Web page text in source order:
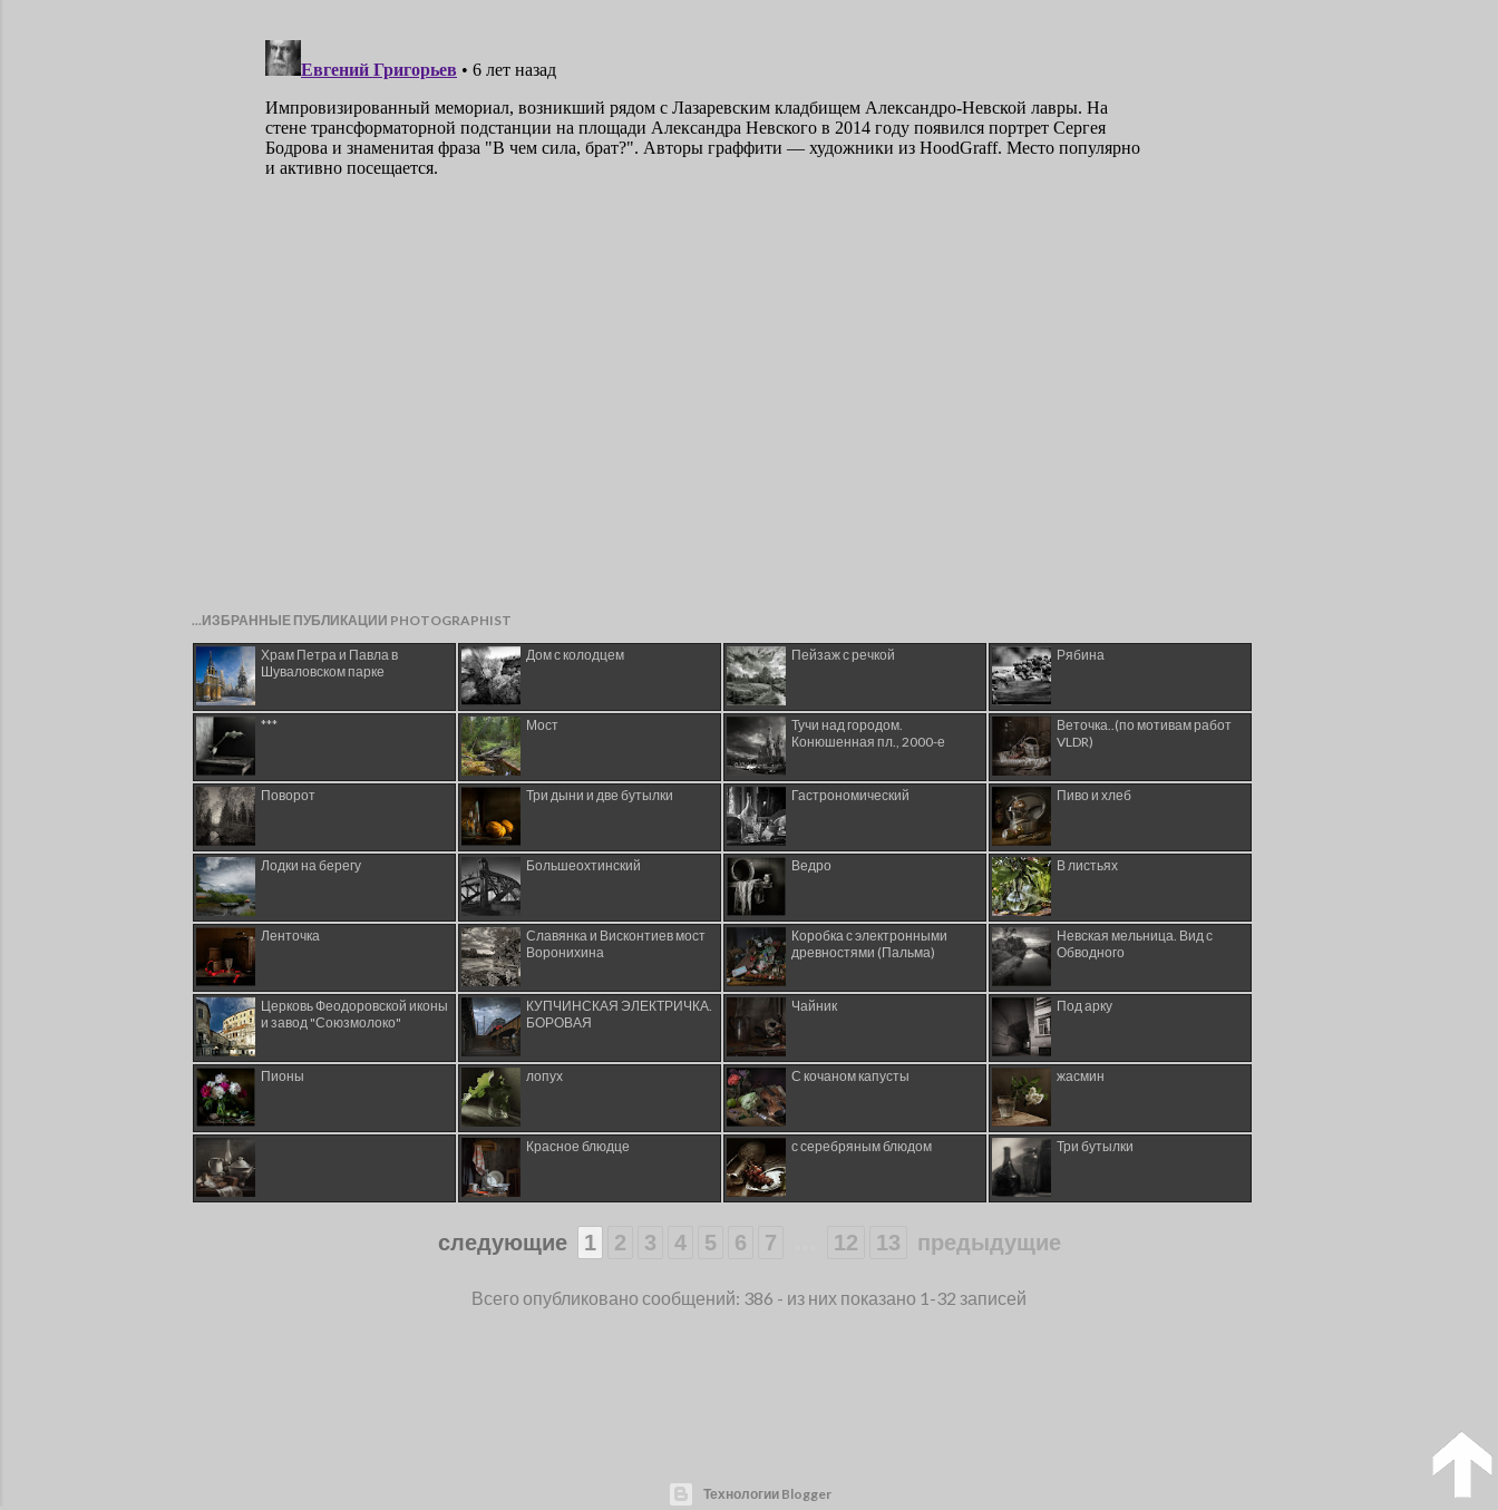
...ИЗБРАННЫЕ ПУБЛИКАЦИИ PHOTOGRAPHIST
Храм Петра и Павла в
Шуваловском парке
Дом с колодцем Пейзаж с речкой Рябина
*** Мост
Тучи над городом.
Конюшенная пл., 2000-е
Веточка..(по мотивам работ
VLDR)
Поворот Три дыни и две бутылки Гастрономический Пиво и хлеб
Лодки на берегу Большеохтинский Ведро В листьях
Ленточка
Славянка и Висконтиев мост
Воронихина
Коробка с электронными
древностями (Пальма)
Невская мельница. Вид с
Обводного
Церковь Феодоровской иконы
и завод "Союзмолоко"
КУПЧИНСКАЯ ЭЛЕКТРИЧКА.
БОРОВАЯ
Чайник Под арку
Пионы лопух С кочаном капусты жасмин
Красное блюдце с серебряным блюдом Три бутылки
следующие 1 2 3 4 5 6 7 12 13 предыдущие
Всего опубликовано сообщений: 386 - из них показано 1-32 записей
Технологии Blogger